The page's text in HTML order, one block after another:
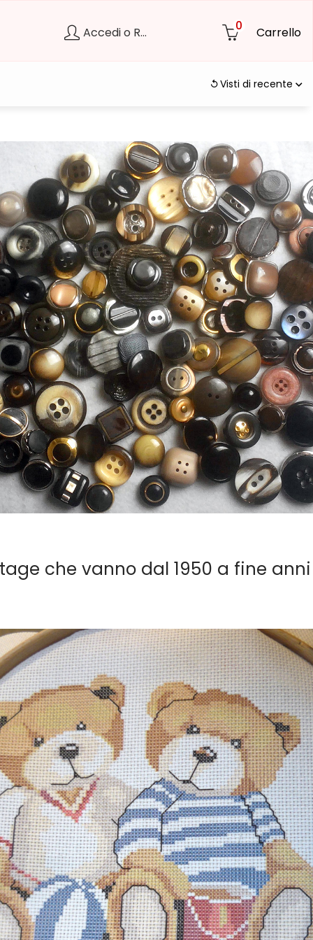
Accedi o Registrati 0 Carrello
Visti di recente
che vanno dal 1950 a fine